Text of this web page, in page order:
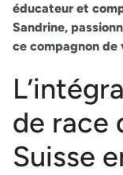
éducateur et
Sandrine,
ce compagnon
de race
Suisse